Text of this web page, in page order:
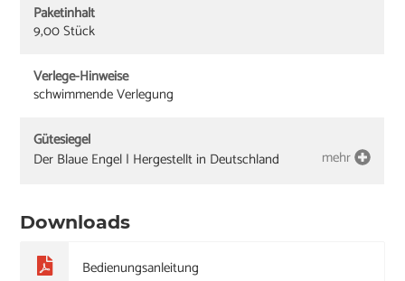
Paketinhalt
9,00 Stück
Verlege-Hinweise
schwimmende Verlegung
Gütesiegel
Der Blaue Engel | Hergestellt in Deutschland
mehr
Downloads
Bedienungsanleitung